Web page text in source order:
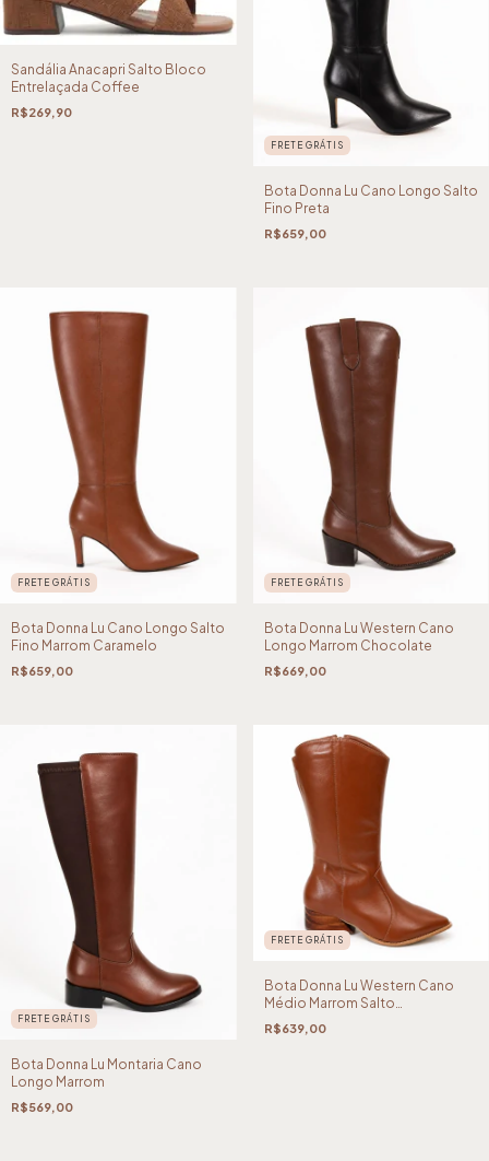
Sandália Anacapri Salto Bloco
Entrelaçada Coffee
R$269,90
FRETE GRÁTIS
Bota Donna Lu Cano Longo Salto
Fino Preta
R$659,00
FRETE GRÁTIS
Bota Donna Lu Cano Longo Salto
Fino Marrom Caramelo
R$659,00
FRETE GRÁTIS
Bota Donna Lu Western Cano
Longo Marrom Chocolate
R$669,00
FRETE GRÁTIS
Bota Donna Lu Montaria Cano
Longo Marrom
R$569,00
FRETE GRÁTIS
Bota Donna Lu Western Cano
Médio Marrom Salto
Amadeirado
R$639,00